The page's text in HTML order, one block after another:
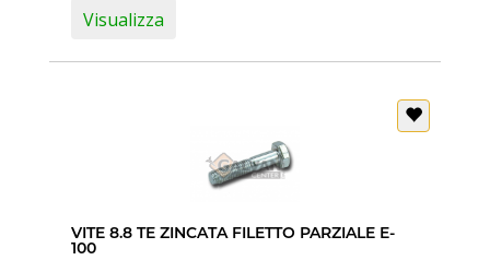
Visualizza
VITE 8.8 TE ZINCATA FILETTO PARZIALE E-
100